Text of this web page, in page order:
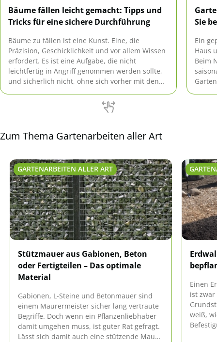
Bäume fällen leicht gemacht: Tipps und
Tricks für eine sichere Durchführung
Bäume zu fällen ist eine Kunst. Eine, die
Präzision, Geschicklichkeit und vor allem Wissen
erfordert. Es ist eine Aufgabe, die nicht
leichtfertig in Angriff genommen werden sollte,
und sicherlich nicht, ohne sich vorher mit den
umfangreiche Leitfaden wird Ihnen dabei helfen,
die wesentlichen Aspekte des Baumfällens zu
Sie
Ein
Haus
Beim
Zum Thema Gartenarbeiten aller Art
GARTENARBEITEN ALLER ART
Stützmauer aus Gabionen, Beton
oder Fertigteilen – Das optimale
Material
Gabionen, L-Steine und Betonmauer sind
einem Maurermeister sicher lang vertraute
Begriffe. Doch wenn ein Pflanzenliebhaber
damit umgehen muss, ist guter Rat gefragt.
Lässt sich damit auch eine stützende Mauer
Einen
ist
weiß,